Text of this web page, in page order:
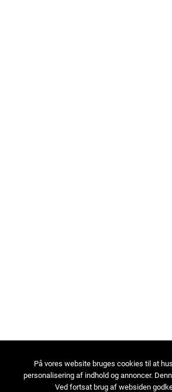
På vores website bruges cookies til at
personalisering af indhold og annoncer.
Ved fortsat brug af websiden